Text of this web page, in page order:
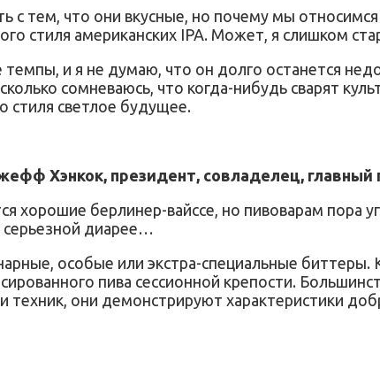
с тем, что они вкусные, но почему мы
стиля американских IPA. Может, я слишком
и я не думаю, что он долго останется
сомневаюсь, что когда-нибудь сварят
стиля светлое будущее.
Хэнкок, президент, совладелец, главный
хорошие берлинер-вайссе, но пивоварам пора
серьезной диарее…
особые или экстра-специальные
пива сессионной крепости.
они демонстрируют характеристики